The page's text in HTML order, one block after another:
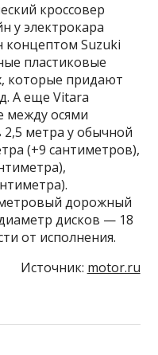
кроссовер
у электрокара
концептом Suzuki
пластиковые
которые придают
А еще Vitara
между осями
2,5 метра у обычной
(+9 сантиметров),
дорожный
дисков — 18
от исполнения.
Источник: motor.ru